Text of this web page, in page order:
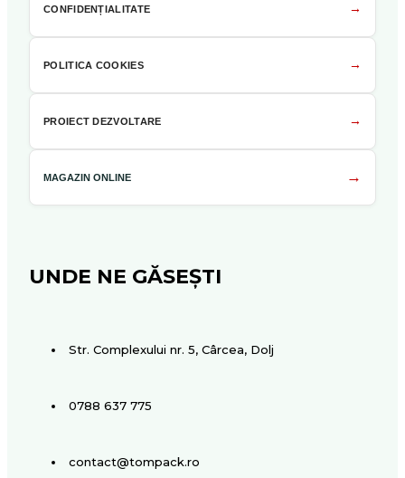
CONFIDENȚIALITATE →
POLITICA COOKIES →
PROIECT DEZVOLTARE →
MAGAZIN ONLINE →
UNDE NE GĂSEȘTI
Str. Complexului nr. 5, Cârcea, Dolj
0788 637 775
contact@tompack.ro